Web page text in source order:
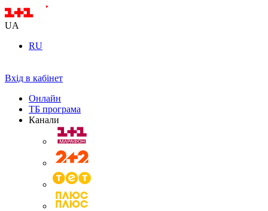
UA
RU
Вхід в кабінет
Онлайн
ТБ програма
Канали